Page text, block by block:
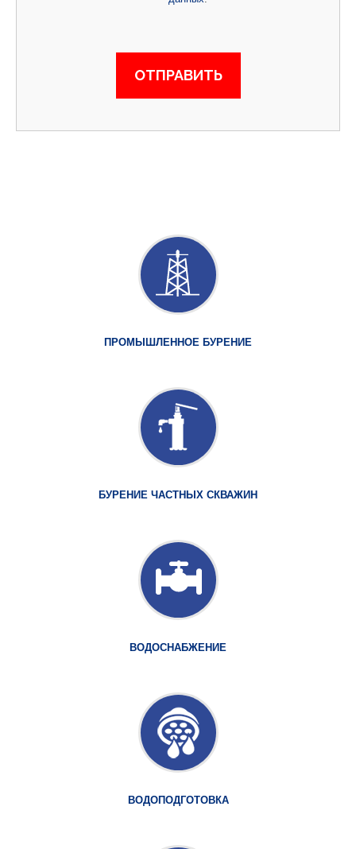
ПРОМЫШЛЕННОЕ БУРЕНИЕ
БУРЕНИЕ ЧАСТНЫХ СКВАЖИН
ВОДОСНАБЖЕНИЕ
ВОДОПОДГОТОВКА